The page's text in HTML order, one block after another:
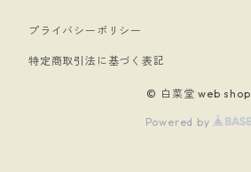
プライバシーポリシー
特定商取引法に基づく表記
© 白菜堂 web shop
Powered by